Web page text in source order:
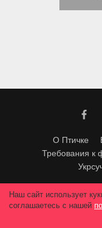
О Птичке
Требования к
Любое использование
Наш сайт использует
соглашаетесь с нашей